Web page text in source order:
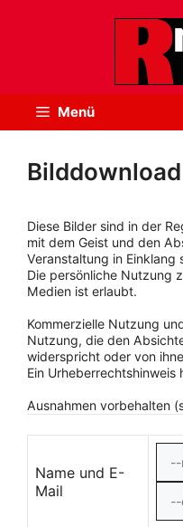
Menü
Bilddownload
Diese Bilder sind in der
mit dem Geist und den
Veranstaltung in Einklang
Die persönliche Nutzung
Medien ist erlaubt.
Kommerzielle Nutzung
Nutzung, die den
widerspricht oder von
Ein Urheberrechtshinweis
Ausnahmen vorbehalten
Name und E-
Mail